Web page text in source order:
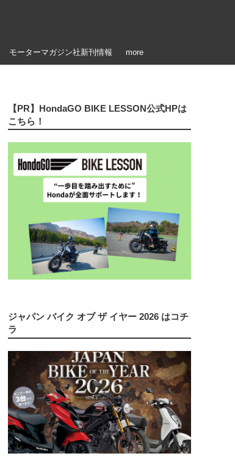
モーターマガジン社新刊情報 more
【PR】HondaGO BIKE LESSON公式HPは
こちら！
ジャパン バイク オブ ザ イヤー 2026 はコチ
ラ